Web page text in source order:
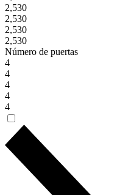
2,530
2,530
2,530
2,530
Número de puertas
4
4
4
4
4